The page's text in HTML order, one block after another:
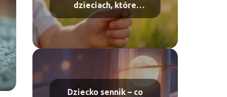
dzieciach, które
wzruszają do łez
Dziecko sennik – co